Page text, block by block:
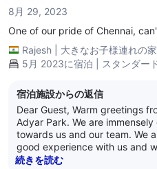
much for pointing out what
regret the inconvenience
give us another chance to
us , so we can get in touch
about your experience and do
better. We eagerly look
Nair General Manager Crowne
8月 29, 2023
One of our pride of Chennai,
Rajesh
大きなお子様連れの
5月 2023に宿泊 | スタンダー
宿泊施設からの返信
Dear Guest, Warm greetings
Adyar Park. We are
towards us and our team. We
good experience with us and
time out to review us. Crowne
続きを読む